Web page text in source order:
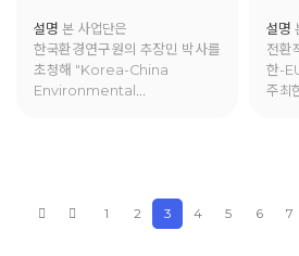
설명 본 사업단은
한국환경연구원의 추장민 박사를
초청해 "Korea-China
Environmental
이희
설명
전환
한-
주최
1 2 3 4 5 6 7